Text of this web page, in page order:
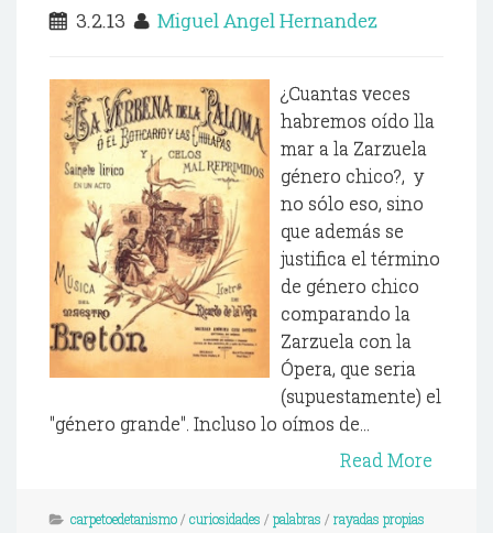
3.2.13 Miguel Angel Hernandez
¿Cuantas veces
habremos oído lla
mar a la Zarzuela
género chico?, y
no sólo eso, sino
que además se
justifica el término
de género chico
comparando la
Zarzuela con la
Ópera, que seria
(supuestamente) el
"género grande". Incluso lo oímos de...
Read More
carpetoedetanismo/ curiosidades / palabras / rayadas propias